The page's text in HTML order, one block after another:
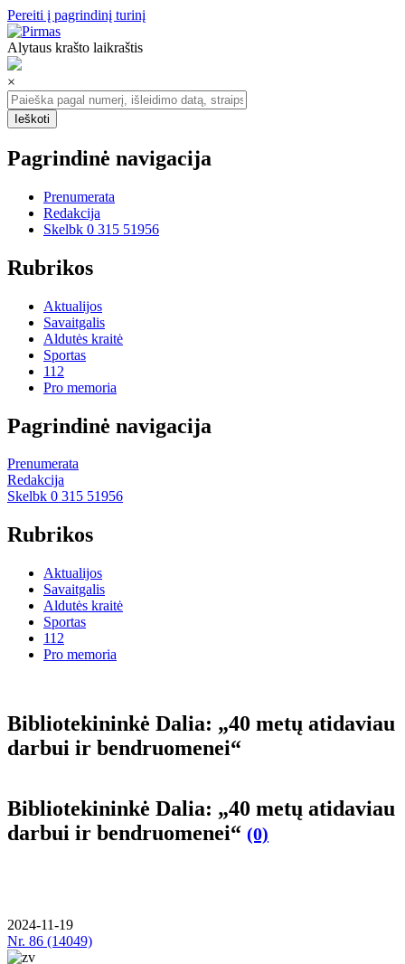
Pereiti į pagrindinį turinį
Alytaus krašto laikraštis
×
Pagrindinė navigacija
Prenumerata
Redakcija
Skelbk 0 315 51956
Rubrikos
Aktualijos
Savaitgalis
Aldutės kraitė
Sportas
112
Pro memoria
Pagrindinė navigacija
Prenumerata
Redakcija
Skelbk 0 315 51956
Rubrikos
Aktualijos
Savaitgalis
Aldutės kraitė
Sportas
112
Pro memoria
Bibliotekininkė Dalia: „40 metų atidaviau
darbui ir bendruomenei“
Bibliotekininkė Dalia: „40 metų atidaviau
darbui ir bendruomenei“ (0)
2024-11-19
Nr. 86 (14049)